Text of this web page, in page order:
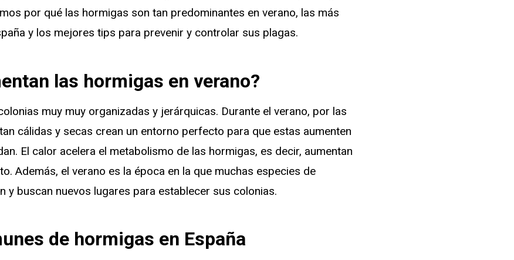
por qué las hormigas son tan predominantes en verano, las más
y los mejores tips para prevenir y controlar sus plagas.
las hormigas en verano?
muy muy organizadas y jerárquicas. Durante el verano, por las
cálidas y secas crean un entorno perfecto para que estas aumenten
El calor acelera el metabolismo de las hormigas, es decir, aumentan
Además, el verano es la época en la que muchas especies de
y buscan nuevos lugares para establecer sus colonias.
de hormigas en España